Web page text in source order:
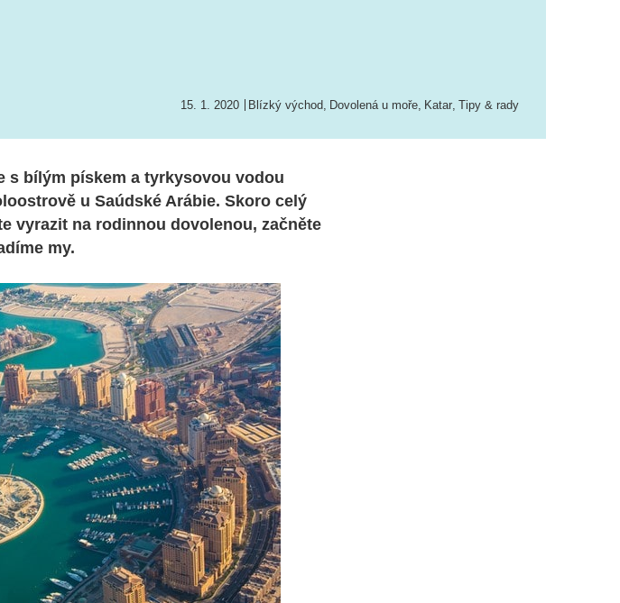
15. 1. 2020 Blízký východ, Dovolená u moře, Katar, Tipy & rady
s bílým pískem a tyrkysovou vodou
u Saúdské Arábie. Skoro celý
vyrazit na rodinnou dovolenou, začněte
my.